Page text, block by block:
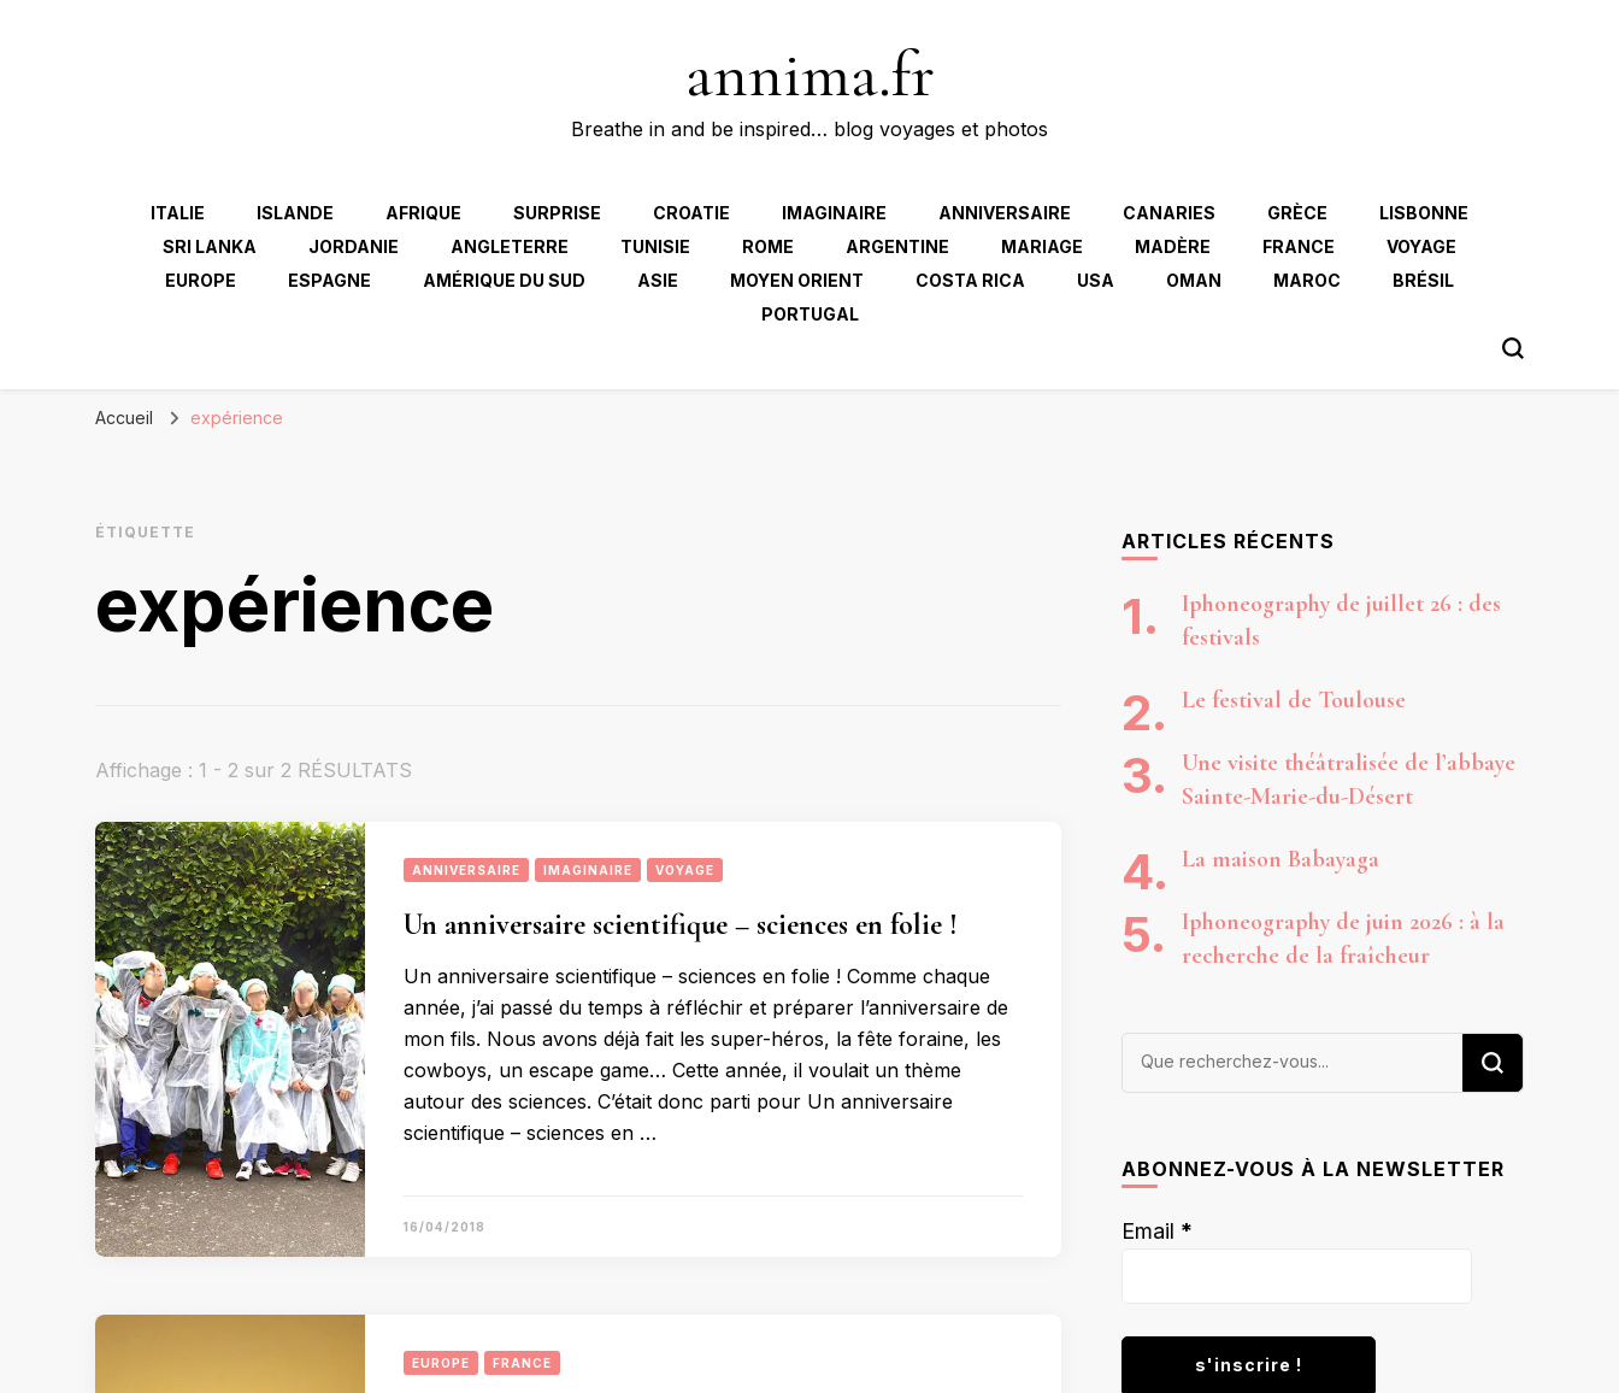
annima.fr
Breathe in and be inspired… blog voyages et photos
ITALIE ISLANDE AFRIQUE SURPRISE CROATIE IMAGINAIRE ANNIVERSAIRE CANARIES GRÈCE
LISBONNE
SRI LANKA
JORDANIE ANGLETERRE TUNISIE ROME ARGENTINE MARIAGE MADÈRE FRANCE
VOYAGE
EUROPE
ESPAGNE AMÉRIQUE DU SUD ASIE MOYEN ORIENT COSTA RICA USA OMAN MAROC
BRÉSIL
PORTUGAL
Accueil expérience
ÉTIQUETTE
expérience
Affichage : 1 - 2 sur 2 RÉSULTATS
ANNIVERSAIRE IMAGINAIRE VOYAGE
Un anniversaire scientifique – sciences en folie !
Un anniversaire scientifique – sciences en folie ! Comme chaque
année, j’ai passé du temps à réfléchir et préparer l’anniversaire de
mon fils. Nous avons déjà fait les super-héros, la fête foraine, les
cowboys, un escape game… Cette année, il voulait un thème
autour des sciences. C’était donc parti pour Un anniversaire
scientifique – sciences en …
16/04/2018
EUROPE FRANCE
ARTICLES RÉCENTS
Iphoneography de juillet 26 : des
festivals
Le festival de Toulouse
Une visite théâtralisée de l’abbaye
Sainte-Marie-du-Désert
La maison Babayaga
Iphoneography de juin 2026 : à la
recherche de la fraîcheur
Vous
ABONNEZ-VOUS À LA NEWSLETTER
Email *